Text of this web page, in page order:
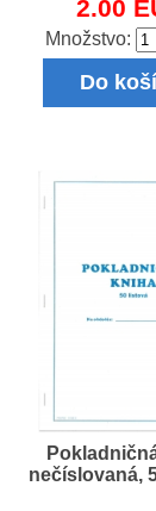
2.00
Množstvo:
Do
nečíslovaná,